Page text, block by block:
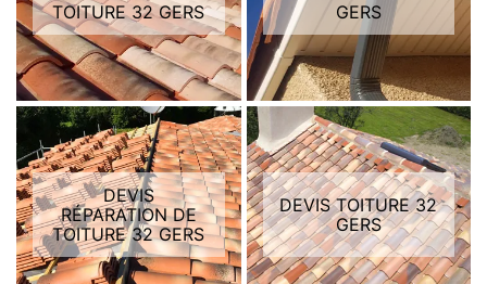
TOITURE 32 GERS
GERS
DEVIS
RÉPARATION DE
TOITURE 32 GERS
DEVIS TOITURE 32
GERS